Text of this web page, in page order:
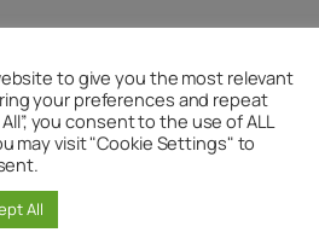
2005
D F
to give you the most relevant
your preferences and repeat
you consent to the use of ALL
may visit "Cookie Settings" to
All